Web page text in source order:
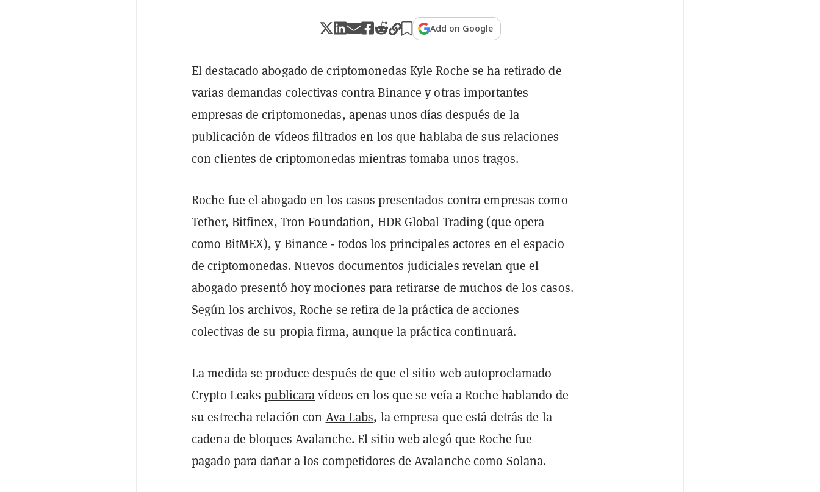
Add on Google
El destacado abogado de criptomonedas Kyle Roche se ha retirado de
varias demandas colectivas contra Binance y otras importantes
empresas de criptomonedas, apenas unos días después de la
publicación de vídeos filtrados en los que hablaba de sus relaciones
con clientes de criptomonedas mientras tomaba unos tragos.
Roche fue el abogado en los casos presentados contra empresas como
Tether, Bitfinex, Tron Foundation, HDR Global Trading (que opera
como BitMEX), y Binance - todos los principales actores en el espacio
de criptomonedas. Nuevos documentos judiciales revelan que el
abogado presentó hoy mociones para retirarse de muchos de los casos.
Según los archivos, Roche se retira de la práctica de acciones
colectivas de su propia firma, aunque la práctica continuará.
La medida se produce después de que el sitio web autoproclamado
Crypto Leakspublicaravídeos en los que se veía a Roche hablando de
su estrecha relación con Ava Labs, la empresa que está detrás de la
cadena de bloques Avalanche. El sitio web alegó que Roche fue
pagado para dañar a los competidores de Avalanche como Solana.